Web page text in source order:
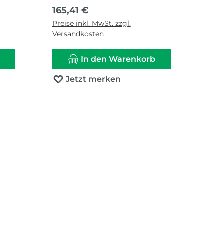
Regulärer Preis:
165,41 €
Preise inkl. MwSt. zzgl.
Versandkosten
In den Warenkorb
Jetzt merken